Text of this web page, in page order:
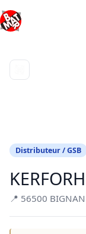
au
contenu
Distributeur / GSB
📍 56500 BIGNAN